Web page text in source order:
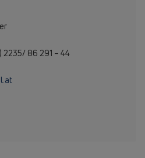
2235/ 86 291 – 44